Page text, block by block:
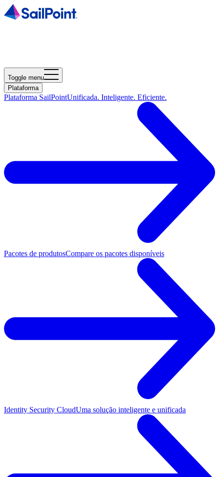
Toggle menu
Plataforma
Plataforma SailPointUnificada. Inteligente. Eficiente.
Pacotes de produtosCompare os pacotes disponíveis
Identity Security CloudUma solução inteligente e unificada